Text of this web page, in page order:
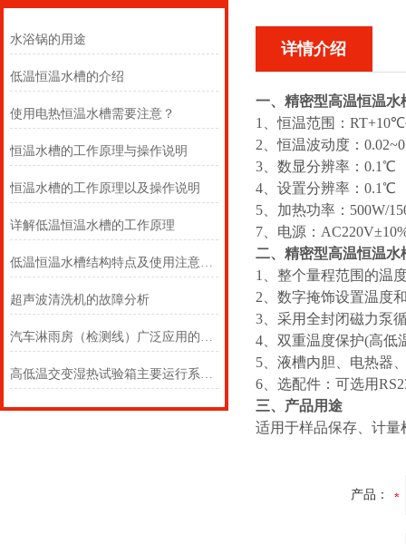
水浴锅的用途
低温恒温水槽的介绍
使用电热恒温水槽需要注意？
恒温水槽的工作原理与操作说明
恒温水槽的工作原理以及操作说明
详解低温恒温水槽的工作原理
低温恒温水槽结构特点及使用注意事项
超声波清洗机的故障分析
汽车淋雨房（检测线）广泛应用的必然性
高低温交变湿热试验箱主要运行系统的特点
详情介绍
一、精密型高温恒温
1、恒温范围：
2、恒温波动度：
3、数显分辨率：0.1℃
4、设置分辨率：0.1℃
5、加热功率：500W/
7、电源：
二、精密型高温恒温
1、整个量程范围的温
2、数字掩饰设置温度
3、采用全封闭磁力泵
4、双重温度保护(高低
5、液槽内胆、电热器
6、选配件：可选用
三、产品用途
适用于样品保存、计
产品：